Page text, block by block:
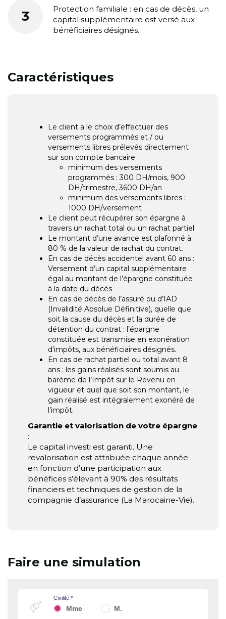
3
Protection familiale : en cas de décès, un
capital supplémentaire est versé aux
bénéficiaires désignés.
Caractéristiques
Le client a le choix d’effectuer des
versements programmés et / ou
versements libres prélevés directement
sur son compte bancaire
minimum des versements
programmés : 300 DH/mois, 900
DH/trimestre, 3600 DH/an
minimum des versements libres :
1000 DH/versement
Le client peut récupérer son épargne à
travers un rachat total ou un rachat partiel.
Le montant d’une avance est plafonné à
80 % de la valeur de rachat du contrat.
En cas de décès accidentel avant 60 ans :
Versement d’un capital supplémentaire
égal au montant de l’épargne constituée
à la date du décès
En cas de décès de l’assuré ou d’IAD
(Invalidité Absolue Définitive), quelle que
soit la cause du décès et la durée de
détention du contrat : l’épargne
constituée est transmise en exonération
d’impôts, aux bénéficiaires désignés.
En cas de rachat partiel ou total avant 8
ans : les gains réalisés sont soumis au
barème de l’Impôt sur le Revenu en
vigueur et quel que soit son montant, le
gain réalisé est intégralement exonéré de
l’impôt.
Garantie et valorisation de votre épargne
:
Le capital investi est garanti. Une
revalorisation est attribuée chaque année
en fonction d’une participation aux
bénéfices s’élevant à 90% des résultats
financiers et techniques de gestion de la
compagnie d’assurance (La Marocaine-Vie).
Faire une simulation
Mme M.
Civilité *